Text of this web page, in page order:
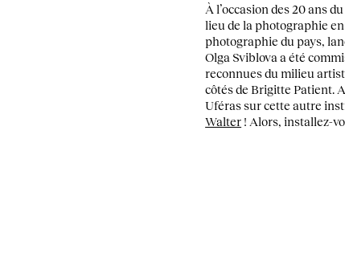
À l’occasion des 20 ans
lieu de la photographie
photographie du pays,
Olga Sviblova a été
reconnues du milieu
côtés de Brigitte Patient.
Uféras sur cette autre
Walter ! Alors, installez-